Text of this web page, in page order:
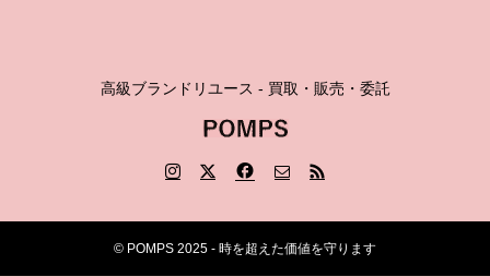
高級ブランドリユース - 買取・販売・委託
© POMPS 2025 - 時を超えた価値を守ります